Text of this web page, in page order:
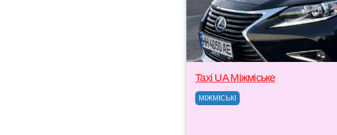
Taxi UA Міжміське
МІЖМІСЬКІ